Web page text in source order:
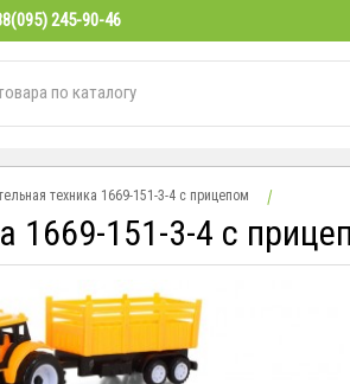
245-90-46
техника 1669-151-3-4 с прицепом
1669-151-3-4 с